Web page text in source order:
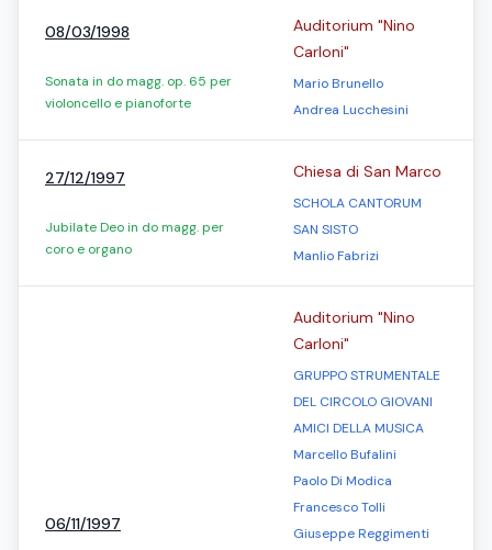
08/03/1998
Sonata in do magg. op. 65 per
violoncello e pianoforte
Auditorium "Nino
Carloni"
Mario Brunello
Andrea Lucchesini
27/12/1997
Jubilate Deo in do magg. per
coro e organo
Chiesa di San Marco
SCHOLA CANTORUM
SAN SISTO
Manlio Fabrizi
06/11/1997
Auditorium "Nino
Carloni"
GRUPPO STRUMENTALE
DEL CIRCOLO GIOVANI
AMICI DELLA MUSICA
Marcello Bufalini
Paolo Di Modica
Francesco Tolli
Giuseppe Reggimenti